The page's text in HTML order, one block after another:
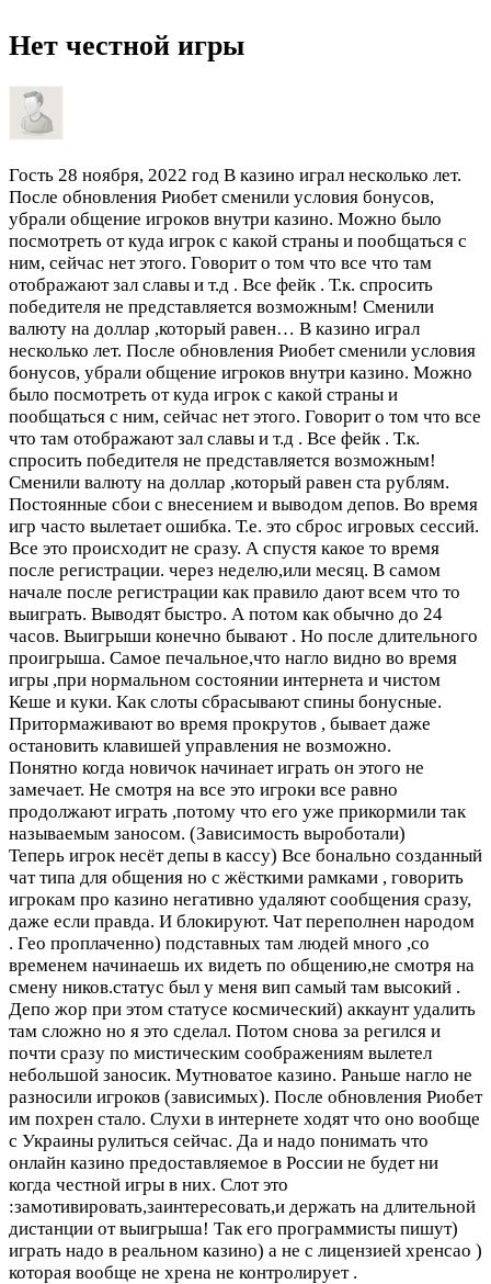
Нет честной игры
Гость 28 ноября, 2022 год В казино играл несколько лет.
После обновления Риобет сменили условия бонусов,
убрали общение игроков внутри казино. Можно было
посмотреть от куда игрок с какой страны и пообщаться с
ним, сейчас нет этого. Говорит о том что все что там
отображают зал славы и т.д . Все фейк . Т.к. спросить
победителя не представляется возможным! Сменили
валюту на доллар ,который равен… В казино играл
несколько лет. После обновления Риобет сменили условия
бонусов, убрали общение игроков внутри казино. Можно
было посмотреть от куда игрок с какой страны и
пообщаться с ним, сейчас нет этого. Говорит о том что все
что там отображают зал славы и т.д . Все фейк . Т.к.
спросить победителя не представляется возможным!
Сменили валюту на доллар ,который равен ста рублям.
Постоянные сбои с внесением и выводом депов. Во время
игр часто вылетает ошибка. Т.е. это сброс игровых сессий.
Все это происходит не сразу. А спустя какое то время
после регистрации. через неделю,или месяц. В самом
начале после регистрации как правило дают всем что то
выиграть. Выводят быстро. А потом как обычно до 24
часов. Выигрыши конечно бывают . Но после длительного
проигрыша. Самое печальное,что нагло видно во время
игры ,при нормальном состоянии интернета и чистом
Кеше и куки. Как слоты сбрасывают спины бонусные.
Притормаживают во время прокрутов , бывает даже
остановить клавишей управления не возможно.
Понятно когда новичок начинает играть он этого не
замечает. Не смотря на все это игроки все равно
продолжают играть ,потому что его уже прикормили так
называемым заносом. (Зависимость выроботали)
Теперь игрок несёт депы в кассу) Все бонально созданный
чат типа для общения но с жёсткими рамками , говорить
игрокам про казино негативно удаляют сообщения сразу,
даже если правда. И блокируют. Чат переполнен народом
. Гео проплаченно) подставных там людей много ,со
временем начинаешь их видеть по общению,не смотря на
смену ников.статус был у меня вип самый там высокий .
Депо жор при этом статусе космический) аккаунт удалить
там сложно но я это сделал. Потом снова за регился и
почти сразу по мистическим соображениям вылетел
небольшой заносик. Мутноватое казино. Раньше нагло не
разносили игроков (зависимых). После обновления Риобет
им похрен стало. Слухи в интернете ходят что оно вообще
с Украины рулиться сейчас. Да и надо понимать что
онлайн казино предоставляемое в России не будет ни
когда честной игры в них. Слот это
:замотивировать,заинтересовать,и держать на длительной
дистанции от выигрыша! Так его программисты пишут)
играть надо в реальном казино) а не с лицензией хренсао )
которая вообще не хрена не контролирует .